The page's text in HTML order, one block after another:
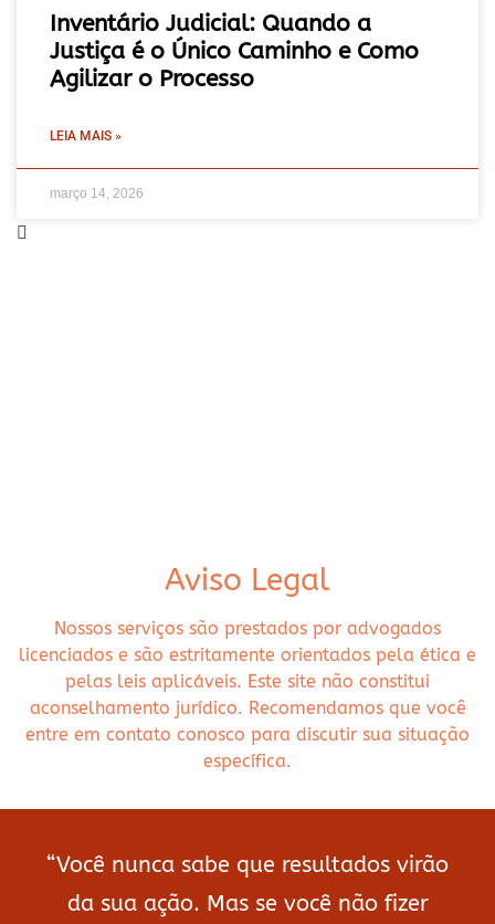
Inventário Judicial: Quando a
Justiça é o Único Caminho e Como
Agilizar o Processo
LEIA MAIS »
março 14, 2026
Aviso Legal
Nossos serviços são prestados por advogados
licenciados e são estritamente orientados pela ética e
pelas leis aplicáveis. Este site não constitui
aconselhamento jurídico. Recomendamos que você
entre em contato conosco para discutir sua situação
específica.
“Você nunca sabe que resultados virão
da sua ação. Mas se você não fizer